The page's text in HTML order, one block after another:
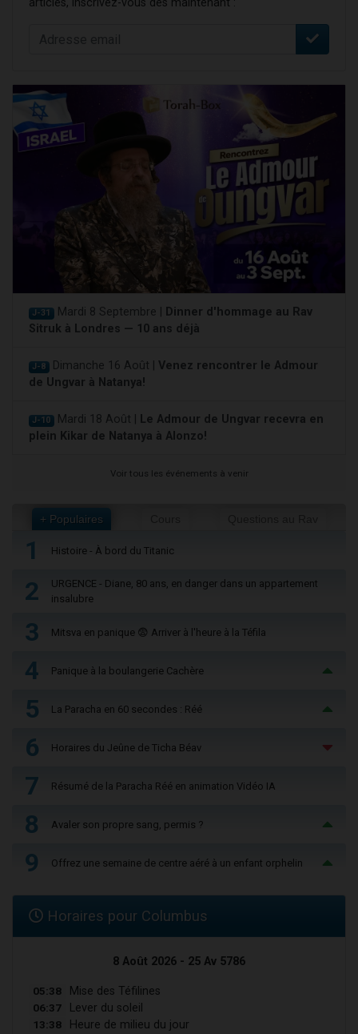
articles, inscrivez-vous dès maintenant :
J-31 Mardi 8 Septembre |
Dinner d'hommage au Rav
Sitruk à Londres — 10 ans déjà
J-8 Dimanche 16 Août | Venez rencontrer le Admour
de Ungvar à Natanya!
J-10 Mardi 18 Août |
Le Admour de Ungvar recevra en
plein Kikar de Natanya à Alonzo!
Voir tous les événements à venir
+ Populaires
1 Histoire - À bord du Titanic
2
URGENCE - Diane, 80 ans, en danger dans un appartement
insalubre
3 Mitsva en panique 😨 Arriver à l'heure à la Téfila
4 Panique à la boulangerie Cachère
5 La Paracha en 60 secondes : Réé
6 Horaires du Jeûne de Ticha Béav
7 Résumé de la Paracha Réé en animation Vidéo IA
8 Avaler son propre sang, permis ?
9 Offrez une semaine de centre aéré à un enfant orphelin
Horaires pour Columbus
8 Août 2026 - 25 Av 5786
05:38 Mise des Téfilines
06:37 Lever du soleil
13:38 Heure de milieu du jour